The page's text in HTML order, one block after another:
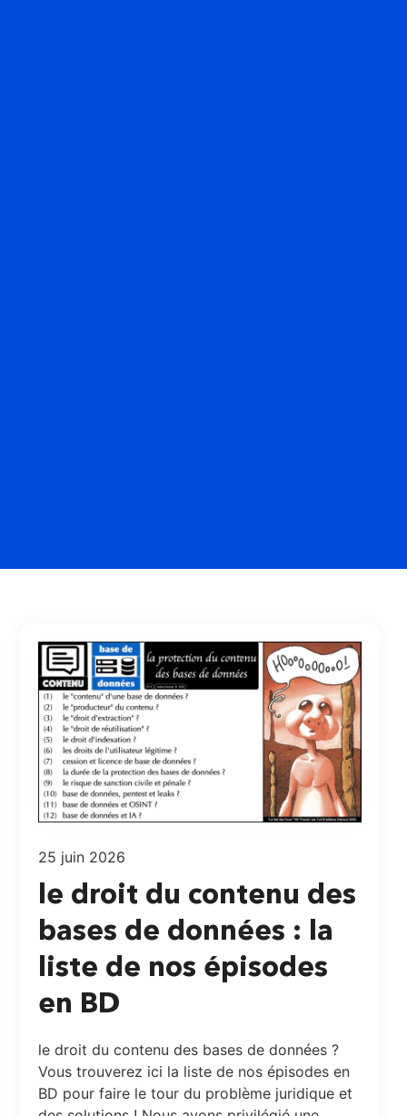
25 juin 2026
le droit du contenu des
bases de données : la
liste de nos épisodes
en BD
le droit du contenu des bases de données ?
Vous trouverez ici la liste de nos épisodes en
BD pour faire le tour du problème juridique et